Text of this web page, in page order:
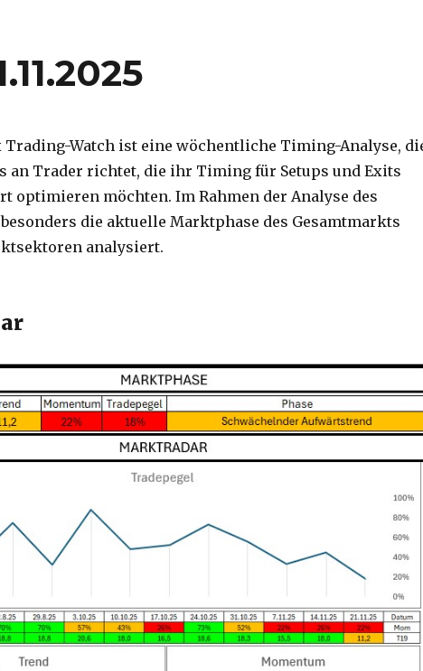
Watch ist eine wöchentliche Timing-Analyse,
an Trader richtet, die ihr Timing für Setups und Exits
optimieren möchten. Im Rahmen der Analyse des
die aktuelle Marktphase des Gesamtmarkts
analysiert.